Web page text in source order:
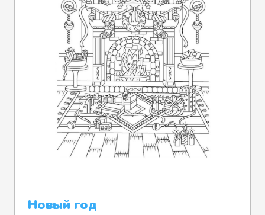
Новый год